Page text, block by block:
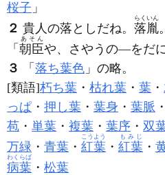
桜子 」
２ 貴人の落としだね。 落胤
らくいん
。
「 朝臣
あそん
や、さやうの―をだ
３
「 落ち葉色 」の略。
[類語]朽ち葉 ・ 枯れ葉 ・ 葉 ・
っぱ ・ 押し葉 ・ 葉身 ・ 葉脈 ・
苞 ・ 単葉 ・ 複葉 ・ 葉序 ・ 双
万緑 ・ 青葉 ・ 紅葉
こうよう
・ 紅葉
もみじ
・
病葉
わくらば
・ 松葉